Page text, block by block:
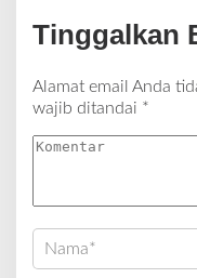
Tinggalkan
Alamat email Anda
wajib ditandai *